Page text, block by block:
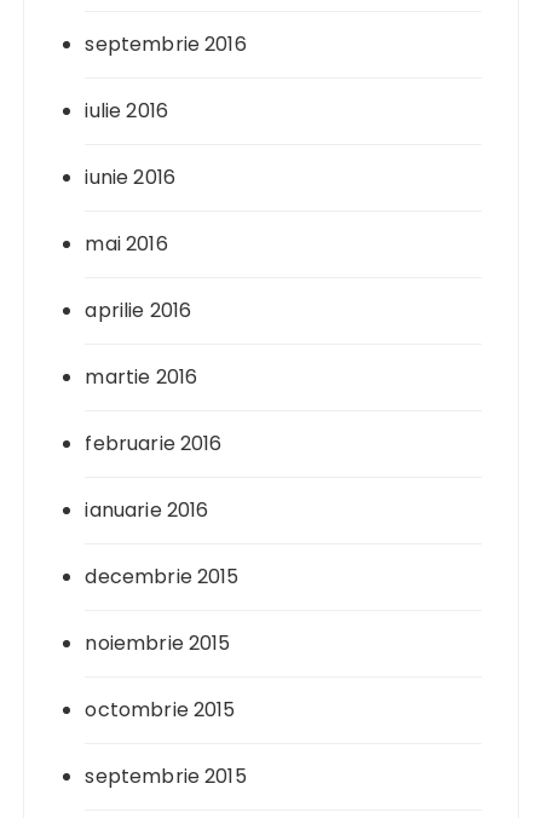
septembrie 2016
iulie 2016
iunie 2016
mai 2016
aprilie 2016
martie 2016
februarie 2016
ianuarie 2016
decembrie 2015
noiembrie 2015
octombrie 2015
septembrie 2015